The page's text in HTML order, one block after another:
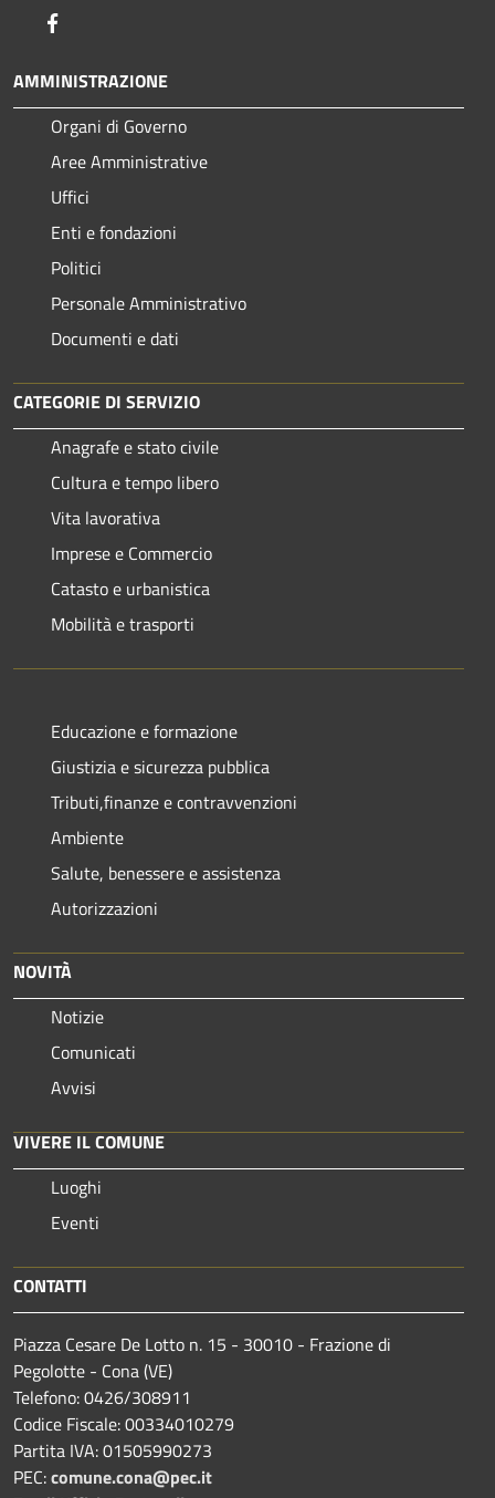
AMMINISTRAZIONE
Organi di Governo
Aree Amministrative
Uffici
Enti e fondazioni
Politici
Personale Amministrativo
Documenti e dati
CATEGORIE DI SERVIZIO
Anagrafe e stato civile
Cultura e tempo libero
Vita lavorativa
Imprese e Commercio
Catasto e urbanistica
Mobilità e trasporti
Educazione e formazione
Giustizia e sicurezza pubblica
Tributi,finanze e contravvenzioni
Ambiente
Salute, benessere e assistenza
Autorizzazioni
NOVITÀ
Notizie
Comunicati
Avvisi
VIVERE IL COMUNE
Luoghi
Eventi
CONTATTI
Piazza Cesare De Lotto n. 15 - 30010 - Frazione di
Pegolotte - Cona (VE)
Telefono: 0426/308911
Codice Fiscale: 00334010279
Partita IVA: 01505990273
PEC:comune.cona@pec.it